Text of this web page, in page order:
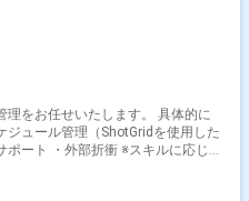
任せいたします。 具体的に
ジュール管理（ShotGridを使用した
部折衝 ※スキルに応じて